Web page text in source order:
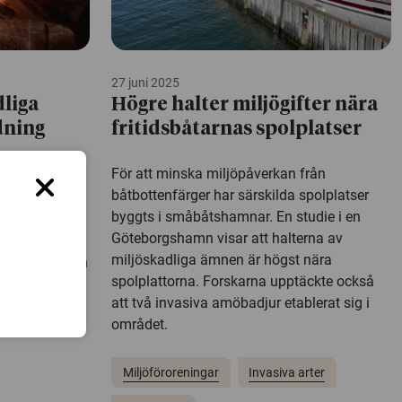
i
påverkan
27 juni 2025
Högre halter miljögifter nära
fritidsbåtarnas spolplatser
För att minska miljöpåverkan från
båtbottenfärger har särskilda spolplatser
byggts i småbåtshamnar. En studie i en
Göteborgshamn visar att halterna av
miljöskadliga ämnen är högst nära
spolplattorna. Forskarna upptäckte också
att två invasiva amöbadjur etablerat sig i
området.
Miljöföroreningar Invasiva arter